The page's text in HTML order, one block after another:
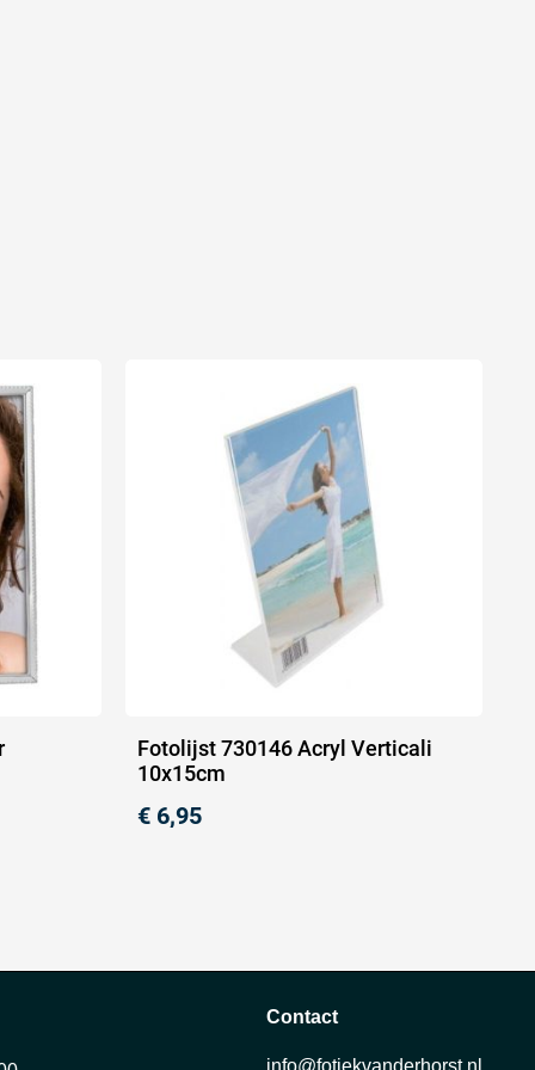
Fotolijst 730146 Acryl Verticali
10x15cm
€ 6,95
Contact
info@fotiekvanderhorst.nl